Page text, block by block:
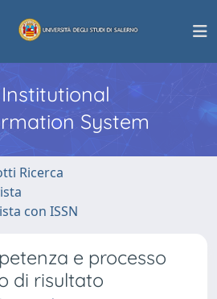
Institutional
System
Ricerca
con ISSN
e processo
di risultato